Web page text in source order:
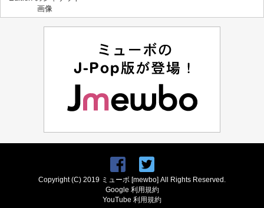
Copyright (C) 2019 ミューボ [mewbo] All Rights Reserved.
Google 利用規約
YouTube 利用規約